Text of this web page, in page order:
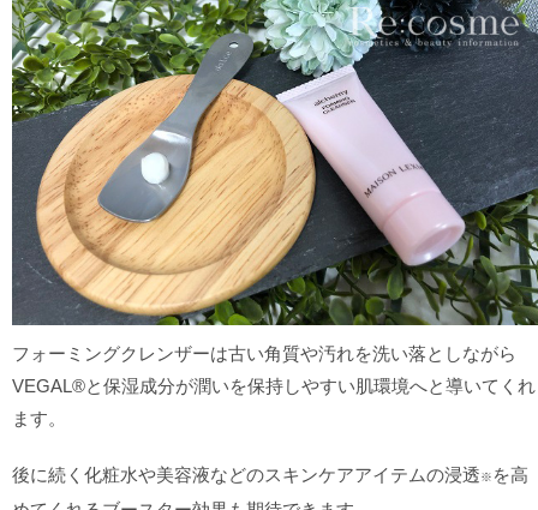
フォーミングクレンザーは古い角質や汚れを洗い落としながら
VEGAL®と保湿成分が潤いを保持しやすい肌環境へと導いてくれ
ます。
後に続く化粧水や美容液などのスキンケアアイテムの浸透※ を高